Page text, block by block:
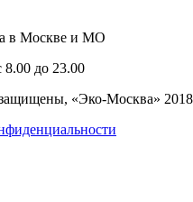
в Москве и МО
до 23.00
«Эко-Москва»